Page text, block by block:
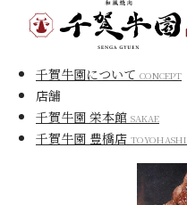
千賀牛園について CONCEPT
店舗
千賀牛園 栄本館 SAKAE
千賀牛園 豊橋店 TOYOHASHI